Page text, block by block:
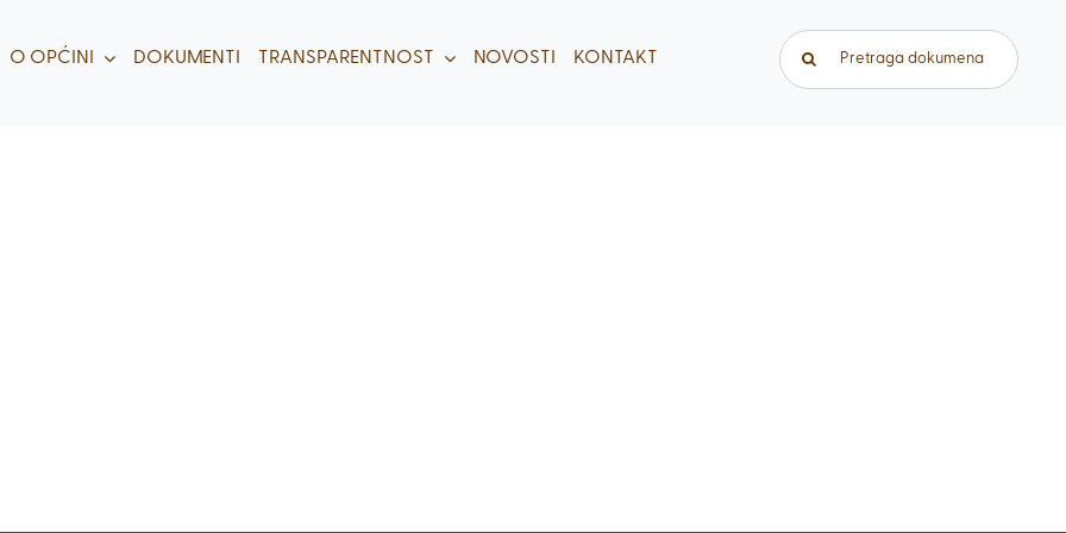
O OPĆINI DOKUMENTI TRANSPARENTNOST NOVOSTI KONTAKT Traži...